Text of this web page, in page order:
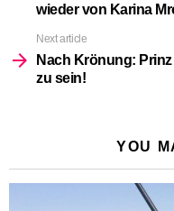
wieder von Karina
Next article
Nach Krönung:
zu sein!
YOU